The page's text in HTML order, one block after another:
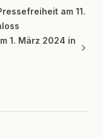
am 11.
1. März 2024 in